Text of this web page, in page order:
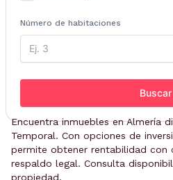
Número de habitaciones
Buscar
Encuentra inmuebles en Almería
Temporal. Con opciones de
permite obtener rentabilidad con
respaldo legal. Consulta
propiedad.